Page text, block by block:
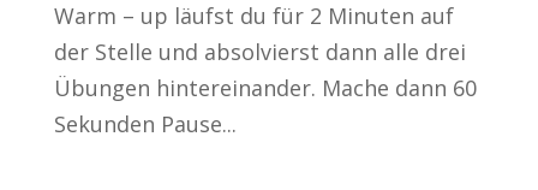
Warm – up läufst du für 2 Minuten auf
der Stelle und absolvierst dann alle drei
Übungen hintereinander. Mache dann 60
Sekunden Pause...